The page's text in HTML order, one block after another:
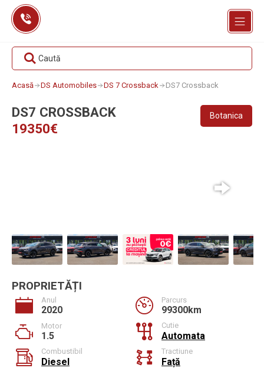
Skip
content
Caută
Acasă DS Automobiles DS 7 Crossback DS7 Crossback
DS7 CROSSBACK
19350€
Botanica
PROPRIETĂȚI
Anul
2020
Parcurs
99300km
Motor
1.5
Cutie
Automata
Combustibil
Diesel
Tractiune
Față